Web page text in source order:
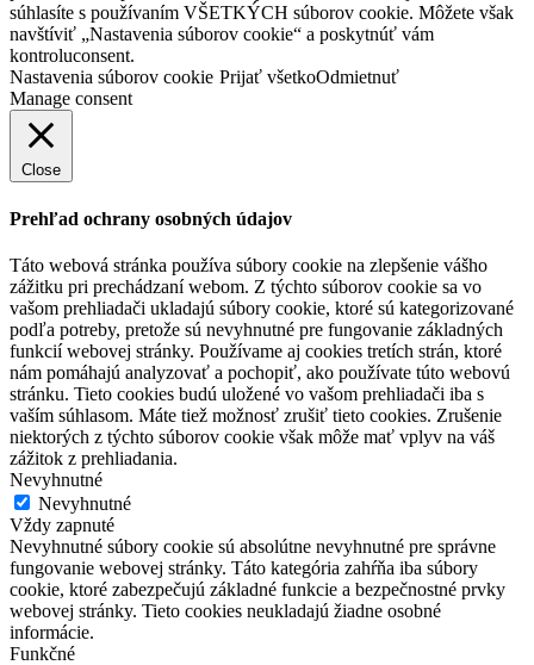
súhlasíte s používaním VŠETKÝCH súborov cookie. Môžete však
navštíviť „Nastavenia súborov cookie“ a poskytnúť vám
kontroluconsent.
Nastavenia súborov cookie Prijať všetkoOdmietnuť
Manage consent
Close
Prehľad ochrany osobných údajov
Táto webová stránka používa súbory cookie na zlepšenie vášho
zážitku pri prechádzaní webom. Z týchto súborov cookie sa vo
vašom prehliadači ukladajú súbory cookie, ktoré sú kategorizované
podľa potreby, pretože sú nevyhnutné pre fungovanie základných
funkcií webovej stránky. Používame aj cookies tretích strán, ktoré
nám pomáhajú analyzovať a pochopiť, ako používate túto webovú
stránku. Tieto cookies budú uložené vo vašom prehliadači iba s
vaším súhlasom. Máte tiež možnosť zrušiť tieto cookies. Zrušenie
niektorých z týchto súborov cookie však môže mať vplyv na váš
zážitok z prehliadania.
Nevyhnutné
Nevyhnutné
Vždy zapnuté
Nevyhnutné súbory cookie sú absolútne nevyhnutné pre správne
fungovanie webovej stránky. Táto kategória zahŕňa iba súbory
cookie, ktoré zabezpečujú základné funkcie a bezpečnostné prvky
webovej stránky. Tieto cookies neukladajú žiadne osobné
informácie.
Funkčné